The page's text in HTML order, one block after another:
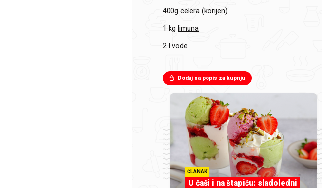
400g celera (korijen)
1 kg limuna
2 l vode
Dodaj na popis za kupnju
ČLANAK
U čaši i na štapiću: sladoledni